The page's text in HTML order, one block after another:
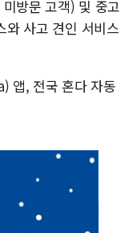
방문 고객) 및 중고
와 사고 견인 서비스
앱, 전국 혼다 자동